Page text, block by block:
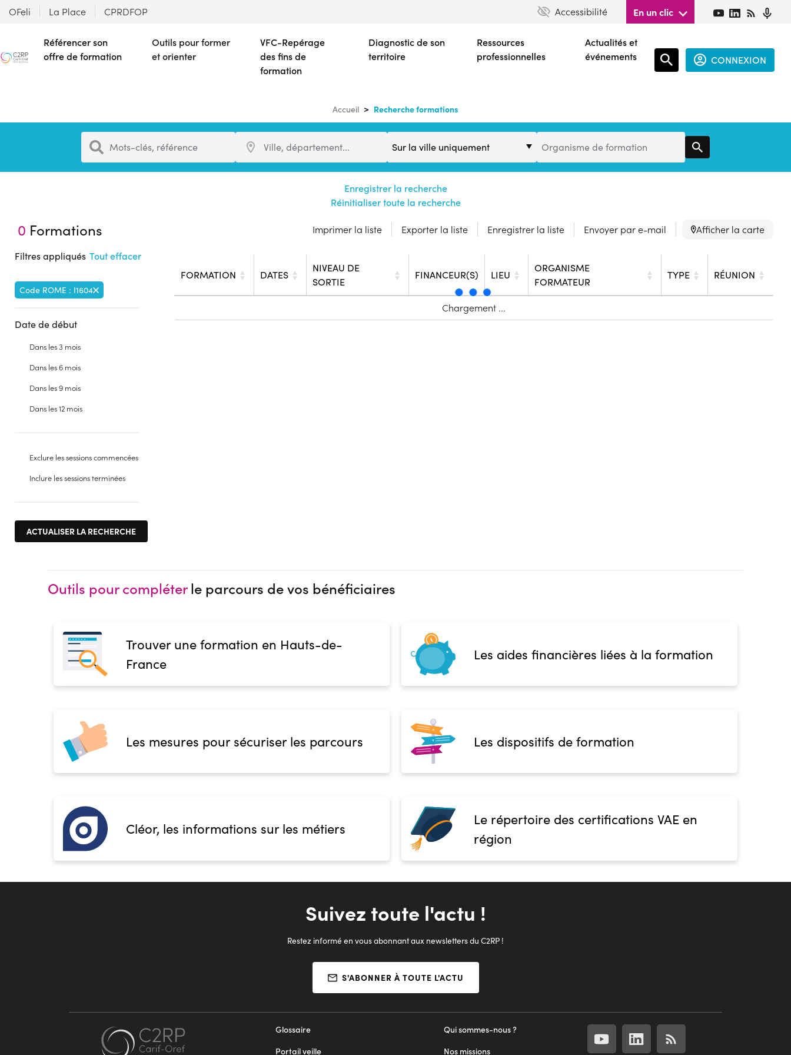
contenu
principal
OFeli La Place CPRDFOP Accessibilité En un clic
Référencer son
offre de formation
Outils pour former
et orienter
VFC-Repérage
des fins de
formation
Diagnostic de son
territoire
Ressources
professionnelles
Actualités et
événements
CONNEXION
Accueil Recherche formations
Formation
Mots-clés, référence
Ville
Ville, département...
de
Organisme de formation
Enregistrer la recherche
Réinitialiser toute la recherche
0 Formations Imprimer la liste Exporter la liste Enregistrer la liste Envoyer par e-mail Afficher la carte
Filtres appliqués Tout effacer
Code ROME : I1604
Date de début
Dans les 3 mois
Dans les 6 mois
Dans les 9 mois
Dans les 12 mois
Exclure les sessions commencées
Inclure les sessions terminées
FORMATION DATES
NIVEAU DE
SORTIE
FINANCEUR(S) LIEU
ORGANISME
FORMATEUR
TYPE RÉUNION
Chargement ...
Outils pour compléterle parcours de vos bénéficiaires
Trouver une formation en Hauts-de-
France
Les aides financières liées à la formation
Les mesures pour sécuriser les parcours Les dispositifs de formation
Cléor, les informations sur les métiers
Le répertoire des certifications VAE en
région
Suivez toute l'actu !
Restez informé en vous abonnant aux newsletters du C2RP !
S'ABONNER À TOUTE L'ACTU
Qui sommes-nous ?
Nos missions
Glossaire
Portail veille